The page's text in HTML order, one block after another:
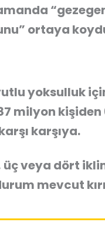
ortaya
yoksulluk
milyon kişiden
karşıya.
veya dört
mevcut